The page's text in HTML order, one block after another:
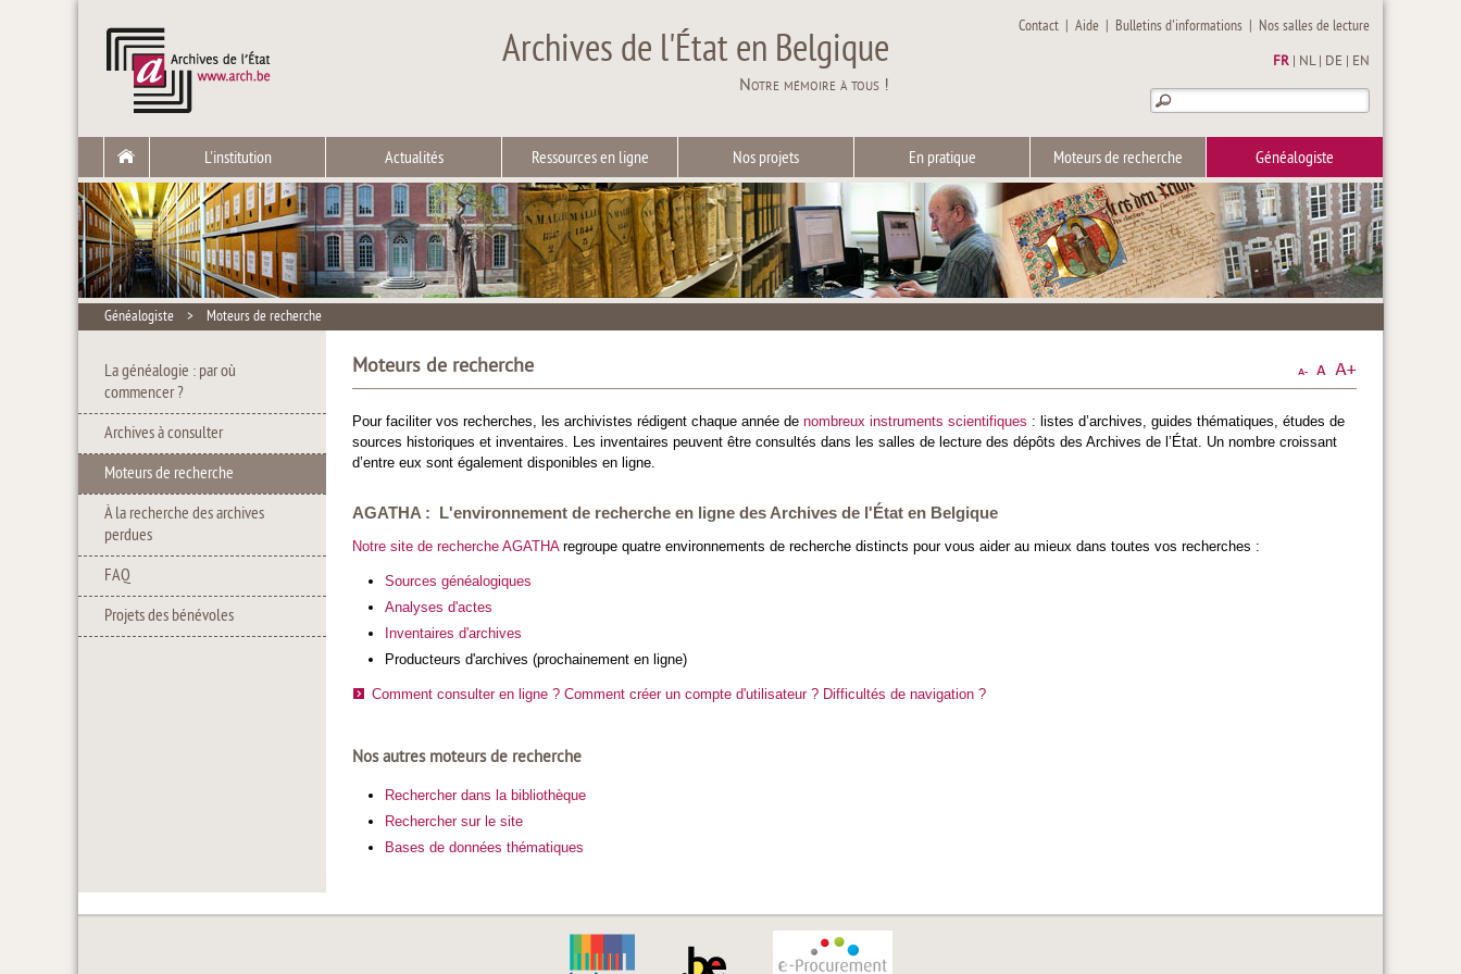
Archives de l'État en Belgique
Notre mémoire à tous !
Contact |Aide | Bulletins d'informations | Nos salles de lecture
FR NL| DE EN
L'institution Actualités Ressources en ligne Nos projets En pratique Moteurs de recherche Généalogiste
Généalogiste > Moteurs de recherche
La généalogie : par où
commencer ?
Archives à consulter
Moteurs de recherche
À la recherche des archives
perdues
FAQ
Projets des bénévoles
Moteurs de recherche
Pour faciliter vos recherches, les archivistes rédigent chaque année de nombreux instruments scientifiques : listes d’archives, guides thématiques, études de
sources historiques et inventaires. Les inventaires peuvent être consultés dans les salles de lecture des dépôts des Archives de l’État. Un nombre croissant
d’entre eux sont également disponibles en ligne.
AGATHA : L'environnement de recherche en ligne des Archives de l'État en Belgique
Notre site de recherche AGATHAregroupe quatre environnements de recherche distincts pour vous aider au mieux dans toutes vos recherches :
Sources généalogiques
Analyses d'actes
Inventaires d'archives
Producteurs d'archives (prochainement en ligne)
Comment consulter en ligne ? Comment créer un compte d'utilisateur ? Difficultés de navigation ?
Nos autres moteurs de recherche
Rechercher dans la bibliothèque
Rechercher sur le site
Bases de données thématiques